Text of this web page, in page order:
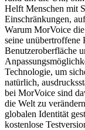
Helft Menschen mit
Einschränkungen,
Warum MorVoice
seine
Benutzeroberfläche
Technologie, um
natürlich,
bei MorVoice sind
die Welt zu
globalen Identität
kostenlose